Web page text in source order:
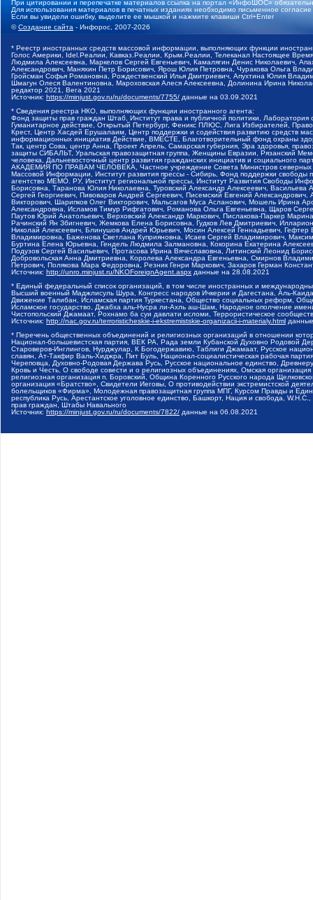
При цитировании и перепечатке материалов ссылка на портал «ИнфоШОС»
Для использования материалов в печатных изданиях необходимо письменное
Если вы увидели ошибку, выделите ее мышкой и нажмите клавиши Ctrl+Enter
©Создание сайта - Инфорос, 2007-2026
* Реестр иностранных средств массовой информации, выполняющих функции
Голос Америки, Idel.Реалии, Кавказ.Реалии, Крым.Реалии, Телеканал Настоящее
Людмила Алексеевна, Маркелов Сергей Евгеньевич, Камалягин Денис Николаевич,
Александрович, Маняхин Петр Борисович, Ярош Юлия Петровна, Чуракова Ольга
Гройсман Софья Романовна, Рождественский Илья Дмитриевич, Апухтина Юлия
Шмагун Олеся Валентиновна, Мароховская Алеся Алексеевна, Долинина Ирина
редактор 2021, Вега 2021
Источник: https://minjust.gov.ru/ru/documents/7755/ данные на 03.09.2021
* Сведения реестра НКО, выполняющих функции иностранного агента:
Фонд защиты прав граждан Штаб, Институт права и публичной политики,
Гуманитарное действие, Открытый Петербург, Феникс ПЛЮС, Лига Избирателей,
Крест, Центр Хасдей Ерушалаим, Центр поддержки и содействия развитию средств
информационных инициатив Действие, ВМЕСТЕ, Благотворительный фонд охраны
Так, центр Сова, центр Анна, Проект Апрель, Самарская губерния, Эра здоровья,
защиты СИБАЛЬТ, Уральская правозащитная группа, Женщины Евразии, Рязанский
человека, Дальневосточный центр развития гражданских инициатив и социального
АКАДЕМИЯ ПО ПРАВАМ ЧЕЛОВЕКА, Частное учреждение Совета Министров северных
Массовой Информации, Институт развития прессы - Сибирь, Фонд поддержки
агентство МЕМО. РУ, Институт региональной прессы, Институт Развития Свободы
Борисовна, Таранова Юлия Николаевна, Туровский Александр Алексеевич,
Сергей Георгиевич, Пивоваров Андрей Сергеевич, Писемский Евгений
Викторович, Шарипков Олег Викторович, Мальсагов Муса Асланович, Мошель Ирина
Александровна, Исламов Тимур Рифгатович, Романова Ольга Евгеньевна, Щаров
Паутов Юрий Анатольевич, Верховский Александр Маркович, Пислакова-Паркер
Рачинский Ян Збигневич, Жемкова Елена Борисовна, Гудков Лев Дмитриевич,
Николай Алексеевич, Блинушов Андрей Юрьевич, Мосин Алексей Геннадьевич,
Владимировна, Баженова Светлана Куприяновна, Исаев Сергей Владимирович,
Буртина Елена Юрьевна, Гендель Людмила Залмановна, Кокорина Екатерина
Подузов Сергей Васильевич, Протасова Ирина Вячеславовна, Литинский Леонид
Добровольская Анна Дмитриевна, Королева Александра Евгеньевна, Смирнов
Петрович, Полякова Мара Федоровна, Резник Генри Маркович, Захаров Герман
Источник: http://unro.minjust.ru/NKOForeignAgent.aspx данные на 28.08.2021
* Единый федеральный список организаций, в том числе иностранных и
Высший военный Маджлисуль Шура, Конгресс народов Ичкерии и Дагестана, Аль-
Движение Талибан, Исламская партия Туркестана, Общество социальных реформ,
Исламское государство, Джабха аль-Нусра ли-Ахль аш-Шам, Народное ополчение
Чистопольский Джамаат, Рохнамо ба суи давлати исломи, Террористическое
Источник: http://nac.gov.ru/terroristicheskie-i-ekstremistskie-organizacii-i-materialy.html
* Перечень общественных объединений и религиозных организаций в отношении
Национал-большевистская партия, ВЕК РА, Рада земли Кубанской Духовно Родовой
Староверов-Инглингов, Нурджулар, К Богодержавию, Таблиги Джамаат, Русское
славян, Ат-Такфир Валь-Хиджра, Пит Буль, Национал-социалистическая рабочая
Череповца, Духовно-Родовая Держава Русь, Русское национальное единство,
Кровь и Честь, О свободе совести и о религиозных объединениях, Омская
религиозная организация п. Боровский, Община Коренного Русского народа
организация «Братство», Свидетели Иеговы, О противодействии экстремистской
болельщиков «Фирма», Молодежная правозащитная группа МПГ, Курсом Правды и
республика Русь, Арестантское уголовное единство, Башкорт, Нация и свобода,
прав граждан, Штабы Навального
Источник: https://minjust.gov.ru/ru/documents/7822/ данные на 06.08.2021